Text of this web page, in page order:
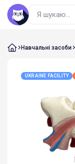
Навчальні засоби
UKRAINE FACILITY